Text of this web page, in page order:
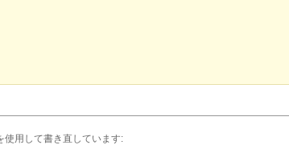
使用して書き直しています: